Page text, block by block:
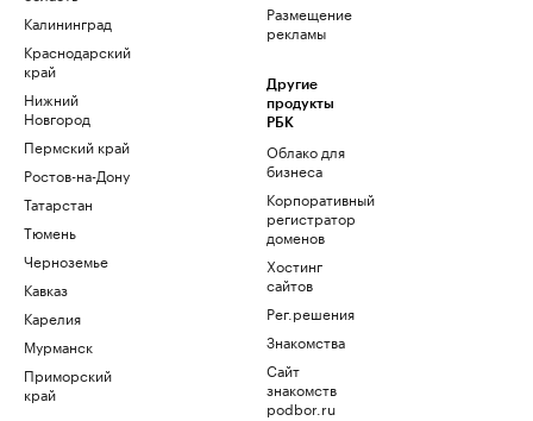
Калининград
Краснодарский
край
Нижний
Новгород
Пермский край
Ростов-на-Дону
Татарстан
Тюмень
Черноземье
Кавказ
Карелия
Мурманск
Приморский
край
Размещение
рекламы
Другие
продукты
РБК
Облако для
бизнеса
Корпоративный
регистратор
доменов
Хостинг
сайтов
Рег.решения
Знакомства
Сайт
знакомств
podbor.ru